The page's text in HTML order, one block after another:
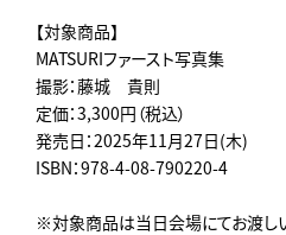
【対象商品】
MATSURIファースト写真集
撮影：藤城 貴則
定価：3,300円（税込）
発売日：2025年11月27日(木)
ISBN：978-4-08-790220-4
※対象商品は当日会場にてお渡しい